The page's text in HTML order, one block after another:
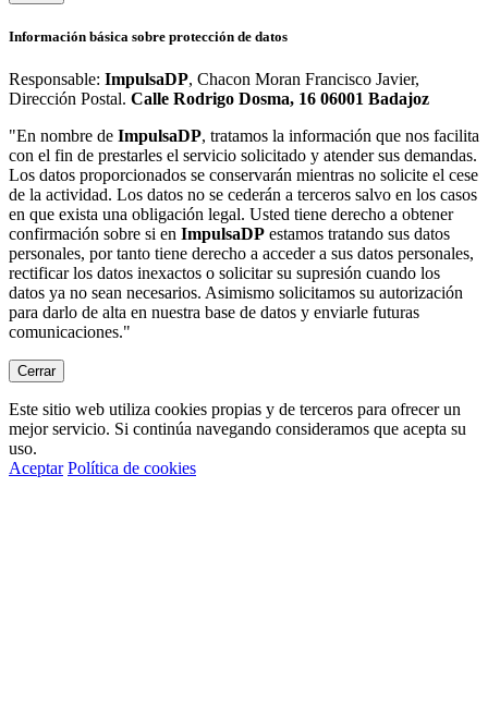
Información básica sobre protección de datos
Responsable: ImpulsaDP, Chacon Moran Francisco Javier,
Dirección Postal. Calle Rodrigo Dosma, 16 06001 Badajoz
"En nombre de ImpulsaDP, tratamos la información que nos facilita
con el fin de prestarles el servicio solicitado y atender sus demandas.
Los datos proporcionados se conservarán mientras no solicite el cese
de la actividad. Los datos no se cederán a terceros salvo en los casos
en que exista una obligación legal. Usted tiene derecho a obtener
confirmación sobre si en ImpulsaDP estamos tratando sus datos
personales, por tanto tiene derecho a acceder a sus datos personales,
rectificar los datos inexactos o solicitar su supresión cuando los
datos ya no sean necesarios. Asimismo solicitamos su autorización
para darlo de alta en nuestra base de datos y enviarle futuras
comunicaciones."
Cerrar
Este sitio web utiliza cookies propias y de terceros para ofrecer un
mejor servicio. Si continúa navegando consideramos que acepta su
uso.
Aceptar Política de cookies